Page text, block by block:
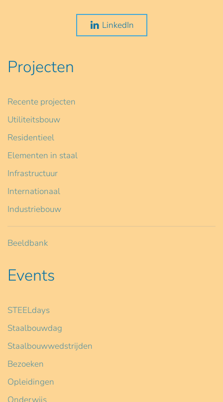
LinkedIn
Projecten
Recente projecten
Utiliteitsbouw
Residentieel
Elementen in staal
Infrastructuur
Internationaal
Industriebouw
Beeldbank
Events
STEELdays
Staalbouwdag
Staalbouwwedstrijden
Bezoeken
Opleidingen
Onderwijs